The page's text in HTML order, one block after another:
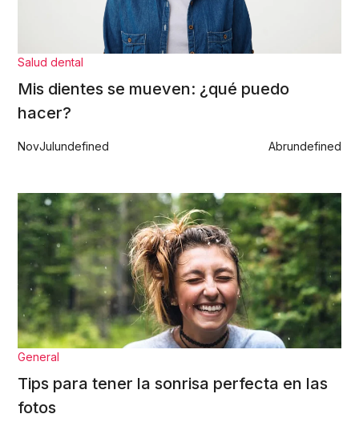
Salud dental
Mis dientes se mueven: ¿qué puedo
hacer?
NovJulundefined Abrundefined
General
Tips para tener la sonrisa perfecta en las
fotos